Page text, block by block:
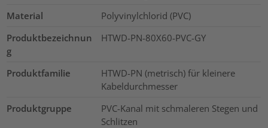
Material
Polyvinylchlorid (PVC)
Produktbezeichnun
g
HTWD-PN-80X60-PVC-GY
Produktfamilie
HTWD-PN (metrisch) für kleinere
Kabeldurchmesser
Produktgruppe
PVC-Kanal mit schmaleren Stegen und
Schlitzen